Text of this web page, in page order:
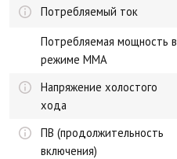
Потребляемый ток
Потребляемая мощность в
режиме MMA
Напряжение холостого
хода
ПВ (продолжительность
включения)